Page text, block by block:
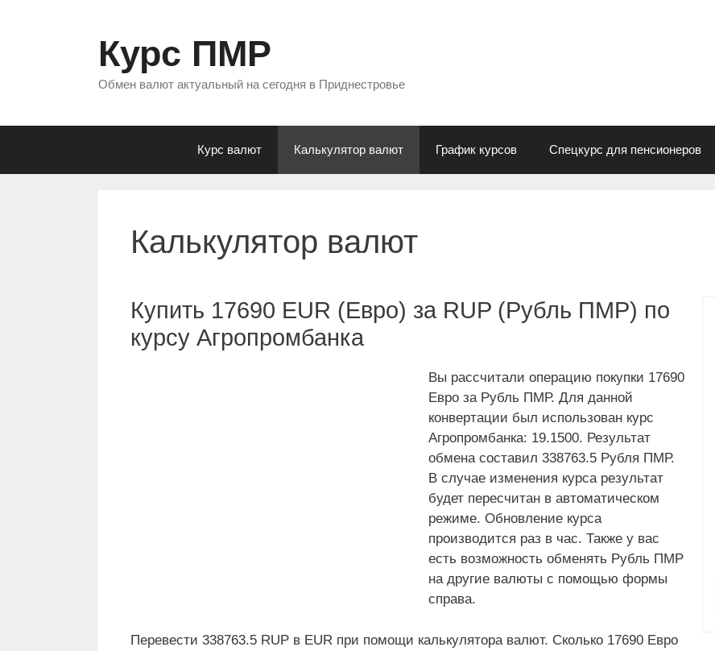
Курс ПМР
Обмен валют актуальный на сегодня в Приднестровье
Курс валют Калькулятор валют График курсов Спецкурс для пенсионеров
Калькулятор валют
Купить 17690 EUR (Евро) за RUP (Рубль ПМР) по
курсу Агропромбанка
Вы рассчитали операцию покупки 17690
Евро за Рубль ПМР. Для данной
конвертации был использован курс
Агропромбанка: 19.1500. Результат
обмена составил 338763.5 Рубля ПМР.
В случае изменения курса результат
будет пересчитан в автоматическом
режиме. Обновление курса
производится раз в час. Также у вас
есть возможность обменять Рубль ПМР
на другие валюты с помощью формы
справа.
Перевести 338763.5 RUP в EUR при помощи калькулятора валют. Сколько 17690 Евро